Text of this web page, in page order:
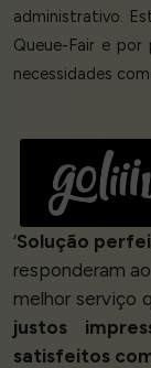
administrativo.
Queue-Fair e por
necessidades
‘Solução
responderam
melhor serviço
justos
satisfeitos